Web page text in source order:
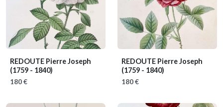
REDOUTE Pierre Joseph
(1759 - 1840)
180 €
REDOUTE Pierre Joseph
(1759 - 1840)
180 €